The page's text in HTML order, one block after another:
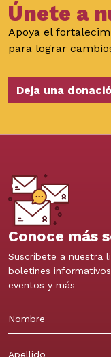
Únete a
Apoya el
para lograr
Deja una
Conoce más
Suscríbete a nuestra
boletines
eventos y más